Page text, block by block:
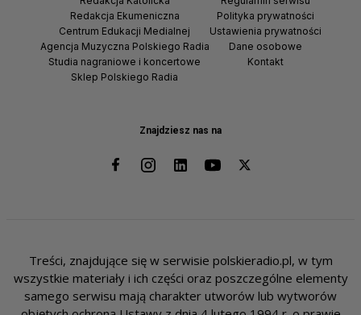
Znajdziesz nas na
Redakcja Ekumeniczna
Centrum Edukacji Medialnej
Agencja Muzyczna Polskiego Radia
Studia nagraniowe i koncertowe
Sklep Polskiego Radia
Polityka prywatności
Ustawienia prywatności
Dane osobowe
Kontakt
Treści, znajdujące się w serwisie polskieradio.pl, w tym
wszystkie materiały i ich części oraz poszczególne elementy
samego serwisu mają charakter utworów lub wytworów